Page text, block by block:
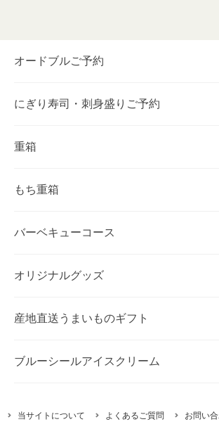
オードブルご予約
にぎり寿司・刺身盛りご予約
重箱
もち重箱
バーベキューコース
オリジナルグッズ
Tシャツ
オキナワンカルチャー
産地直送うまいものギフト
海産物
ブルーシールアイスクリーム
当サイトについて よくあるご質問 お問い